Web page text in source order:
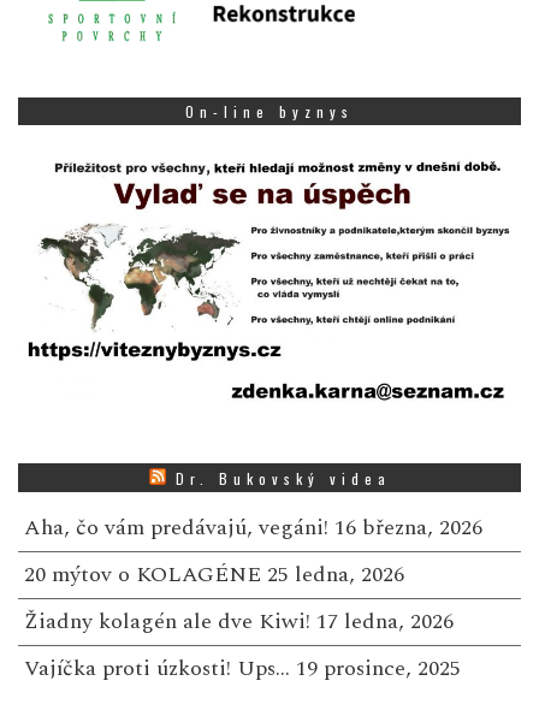
On-line byznys
Dr. Bukovský videa
Aha, čo vám predávajú, vegáni! 16 března, 2026
20 mýtov o KOLAGÉNE 25 ledna, 2026
Žiadny kolagén ale dve Kiwi! 17 ledna, 2026
Vajíčka proti úzkosti! Ups… 19 prosince, 2025